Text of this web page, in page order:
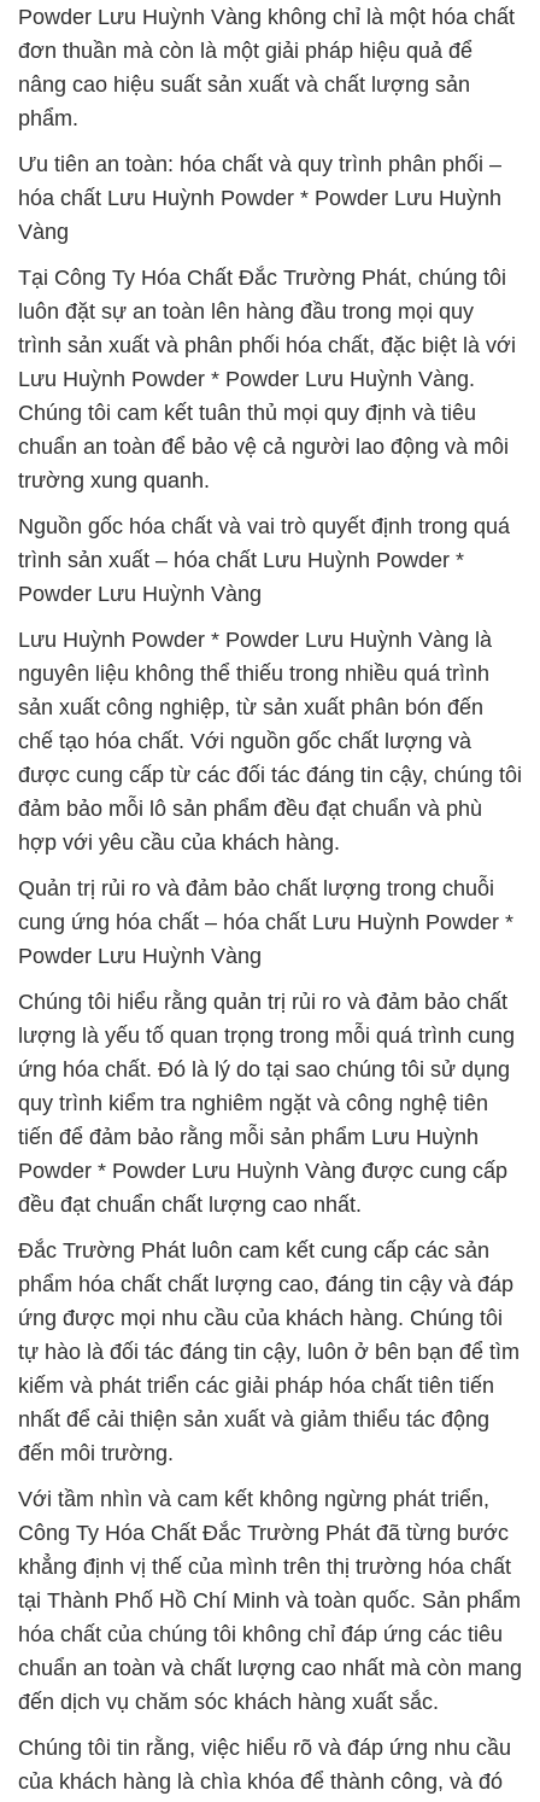
Powder Lưu Huỳnh Vàng không chỉ là một hóa chất
đơn thuần mà còn là một giải pháp hiệu quả để
nâng cao hiệu suất sản xuất và chất lượng sản
phẩm.
Ưu tiên an toàn: hóa chất và quy trình phân phối –
hóa chất Lưu Huỳnh Powder * Powder Lưu Huỳnh
Vàng
Tại Công Ty Hóa Chất Đắc Trường Phát, chúng tôi
luôn đặt sự an toàn lên hàng đầu trong mọi quy
trình sản xuất và phân phối hóa chất, đặc biệt là với
Lưu Huỳnh Powder * Powder Lưu Huỳnh Vàng.
Chúng tôi cam kết tuân thủ mọi quy định và tiêu
chuẩn an toàn để bảo vệ cả người lao động và môi
trường xung quanh.
Nguồn gốc hóa chất và vai trò quyết định trong quá
trình sản xuất – hóa chất Lưu Huỳnh Powder *
Powder Lưu Huỳnh Vàng
Lưu Huỳnh Powder * Powder Lưu Huỳnh Vàng là
nguyên liệu không thể thiếu trong nhiều quá trình
sản xuất công nghiệp, từ sản xuất phân bón đến
chế tạo hóa chất. Với nguồn gốc chất lượng và
được cung cấp từ các đối tác đáng tin cậy, chúng tôi
đảm bảo mỗi lô sản phẩm đều đạt chuẩn và phù
hợp với yêu cầu của khách hàng.
Quản trị rủi ro và đảm bảo chất lượng trong chuỗi
cung ứng hóa chất – hóa chất Lưu Huỳnh Powder *
Powder Lưu Huỳnh Vàng
Chúng tôi hiểu rằng quản trị rủi ro và đảm bảo chất
lượng là yếu tố quan trọng trong mỗi quá trình cung
ứng hóa chất. Đó là lý do tại sao chúng tôi sử dụng
quy trình kiểm tra nghiêm ngặt và công nghệ tiên
tiến để đảm bảo rằng mỗi sản phẩm Lưu Huỳnh
Powder * Powder Lưu Huỳnh Vàng được cung cấp
đều đạt chuẩn chất lượng cao nhất.
Đắc Trường Phát luôn cam kết cung cấp các sản
phẩm hóa chất chất lượng cao, đáng tin cậy và đáp
ứng được mọi nhu cầu của khách hàng. Chúng tôi
tự hào là đối tác đáng tin cậy, luôn ở bên bạn để tìm
kiếm và phát triển các giải pháp hóa chất tiên tiến
nhất để cải thiện sản xuất và giảm thiểu tác động
đến môi trường.
Với tầm nhìn và cam kết không ngừng phát triển,
Công Ty Hóa Chất Đắc Trường Phát đã từng bước
khẳng định vị thế của mình trên thị trường hóa chất
tại Thành Phố Hồ Chí Minh và toàn quốc. Sản phẩm
hóa chất của chúng tôi không chỉ đáp ứng các tiêu
chuẩn an toàn và chất lượng cao nhất mà còn mang
đến dịch vụ chăm sóc khách hàng xuất sắc.
Chúng tôi tin rằng, việc hiểu rõ và đáp ứng nhu cầu
của khách hàng là chìa khóa để thành công, và đó